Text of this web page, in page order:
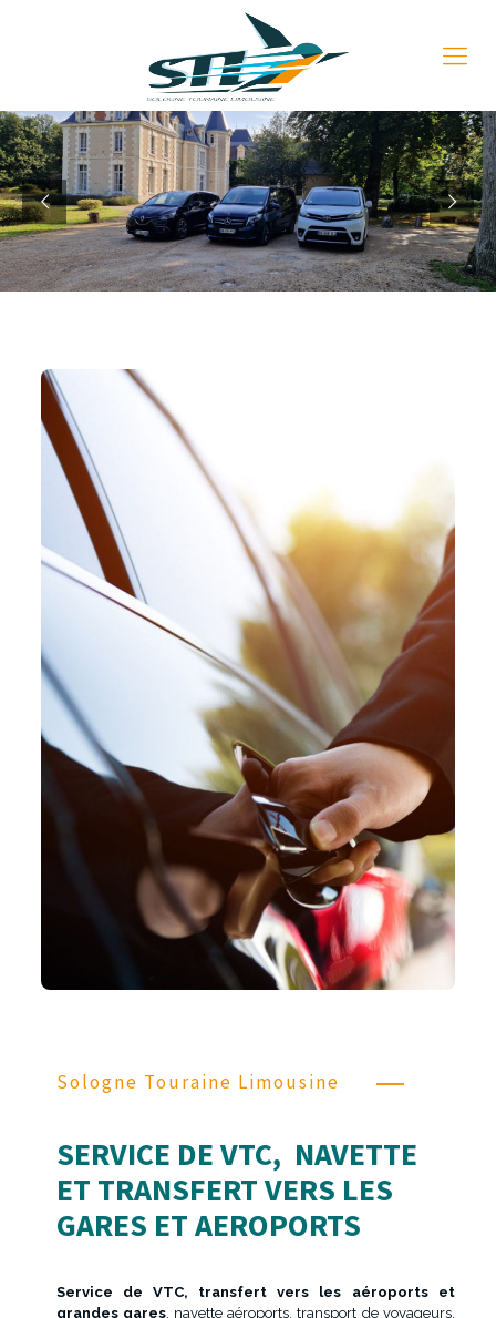
Sologne Touraine Limousine
SERVICE DE VTC, NAVETTE
ET TRANSFERT VERS LES
GARES ET AEROPORTS
Service de VTC, transfert vers les aéroports et
grandes gares, navette aéroports, transport de voyageurs,